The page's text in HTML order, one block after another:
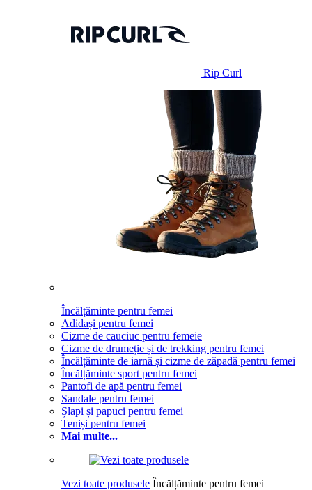
Rip Curl
Încălțăminte pentru femei
Adidași pentru femei
Cizme de cauciuc pentru femeie
Cizme de drumeție și de trekking pentru femei
Încălțăminte de iarnă și cizme de zăpadă pentru femei
Încălțăminte sport pentru femei
Pantofi de apă pentru femei
Sandale pentru femei
Șlapi și papuci pentru femei
Teniși pentru femei
Mai multe...
Vezi toate produsele Încălțăminte pentru femei